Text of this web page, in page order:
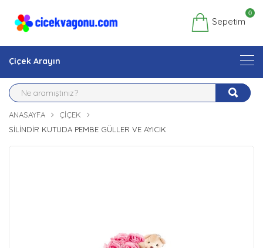
Sepetim
0
Çiçek Arayın
ANASAYFA
ÇIÇEK
SILINDIR KUTUDA PEMBE GÜLLER VE AYICIK